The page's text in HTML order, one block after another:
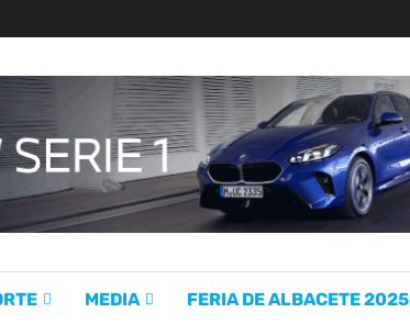
MEDIA FERIA DE ALBACETE 2025